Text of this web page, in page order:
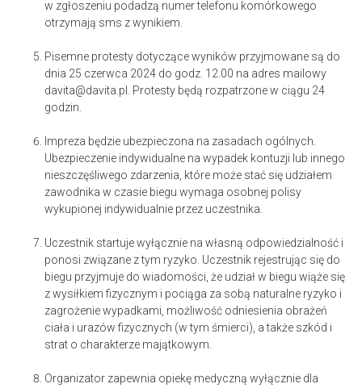
w zgłoszeniu podadzą numer telefonu komórkowego
otrzymają sms z wynikiem.
Pisemne protesty dotyczące wyników przyjmowane są do
dnia 25 czerwca 2024 do godz. 12.00 na adres mailowy
davita@davita.pl. Protesty będą rozpatrzone w ciągu 24
godzin.
Impreza będzie ubezpieczona na zasadach ogólnych.
Ubezpieczenie indywidualne na wypadek kontuzji lub innego
nieszczęśliwego zdarzenia, które może stać się udziałem
zawodnika w czasie biegu wymaga osobnej polisy
wykupionej indywidualnie przez uczestnika.
Uczestnik startuje wyłącznie na własną odpowiedzialność i
ponosi związane z tym ryzyko. Uczestnik rejestrując się do
biegu przyjmuje do wiadomości, że udział w biegu wiąże się
z wysiłkiem fizycznym i pociąga za sobą naturalne ryzyko i
zagrożenie wypadkami, możliwość odniesienia obrażeń
ciała i urazów fizycznych (w tym śmierci), a także szkód i
strat o charakterze majątkowym.
Organizator zapewnia opiekę medyczną wyłącznie dla